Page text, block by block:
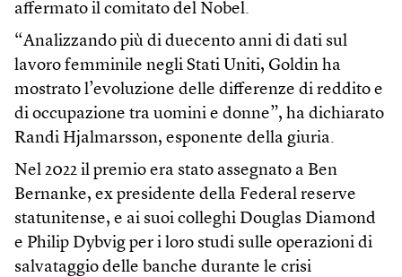
affermato il comitato del Nobel.
“Analizzando più di duecento anni di dati sul
lavoro femminile negli Stati Uniti, Goldin ha
mostrato l’evoluzione delle differenze di reddito e
di occupazione tra uomini e donne”, ha dichiarato
Randi Hjalmarsson, esponente della giuria.
Nel 2022 il premio era stato assegnato a Ben
Bernanke, ex presidente della Federal reserve
statunitense, e ai suoi colleghi Douglas Diamond
e Philip Dybvig per i loro studi sulle operazioni di
salvataggio delle banche durante le crisi